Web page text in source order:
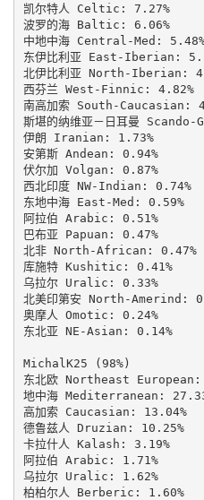
凯尔特人 Celtic: 7.27%
波罗的海 Baltic: 6.06%
中地中海 Central-Med:
东伊比利亚 East-Iberian:
北伊比利亚 North-Iberian:
西芬兰 West-Finnic: 4.82%
南高加索 South-Caucasian:
斯堪的纳维亚－日耳曼
伊朗 Iranian: 1.73%
安第斯 Andean: 0.94%
伏尔加 Volgan: 0.87%
西北印度 NW-Indian: 0.74%
东地中海 East-Med: 0.59%
阿拉伯 Arabic: 0.51%
巴布亚 Papuan: 0.47%
北非 North-African: 0.47%
库施特 Kushitic: 0.41%
乌拉尔 Uralic: 0.33%
北美印第安 North-Amerind:
奥摩人 Omotic: 0.24%
东北亚 NE-Asian: 0.14%
MichalK25 (98%)
东北欧 Northeast European:
地中海 Mediterranean:
高加索 Caucasian: 13.04%
德鲁兹人 Druzian: 10.25%
卡拉什人 Kalash: 3.19%
阿拉伯 Arabic: 1.71%
乌拉尔 Uralic: 1.62%
柏柏尔人 Berberic: 1.60%